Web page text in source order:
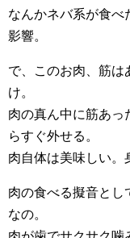
なんかネバ系が食べ
影響。
で、このお肉、筋は
け。
肉の真ん中に筋あっ
らすぐ外せる。
肉自体は美味しい。
肉の食べる擬音とし
なの。